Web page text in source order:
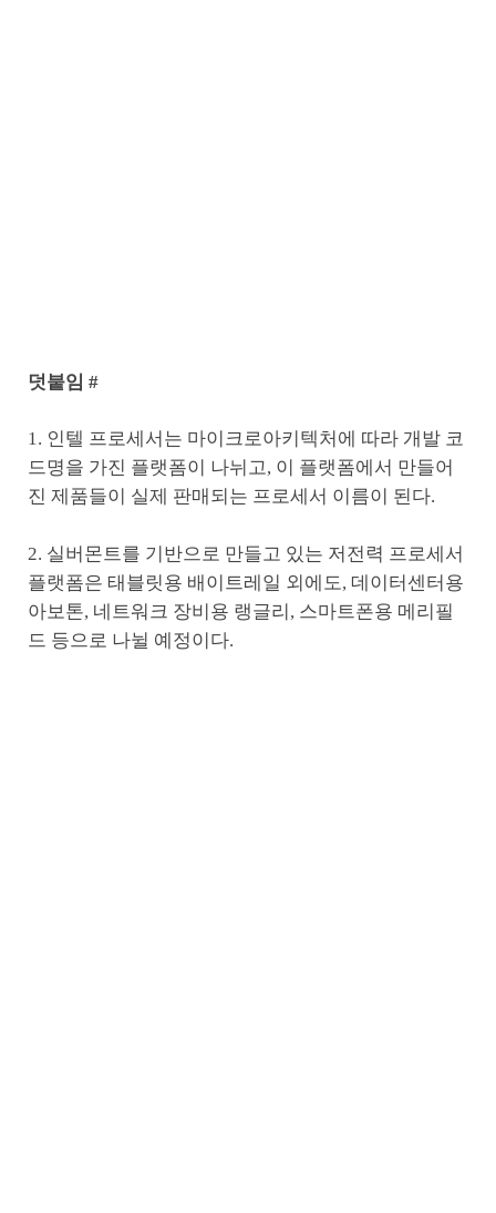
덧붙임 #
1. 인텔 프로세서는 마이크로아키텍처에 따라 개발 코
드명을 가진 플랫폼이 나뉘고, 이 플랫폼에서 만들어
진 제품들이 실제 판매되는 프로세서 이름이 된다.
2. 실버몬트를 기반으로 만들고 있는 저전력 프로세서
플랫폼은 태블릿용 배이트레일 외에도, 데이터센터용
아보톤, 네트워크 장비용 랭글리, 스마트폰용 메리필
드 등으로 나뉠 예정이다.